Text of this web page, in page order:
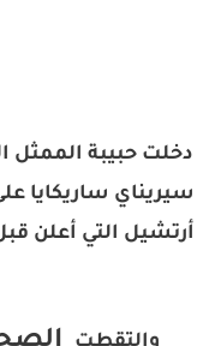
دخلتحبيبة الممثل
سيريناي ساريكايا
أرتشيل التي أعلن